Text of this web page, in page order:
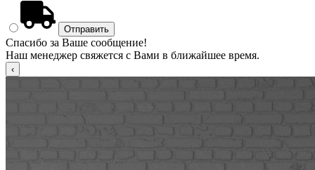
Спасибо за Ваше сообщение!
Наш менеджер свяжется с Вами в ближайшее время.